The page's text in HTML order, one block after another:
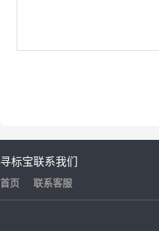
寻标宝
首页
联系我们
联系客服